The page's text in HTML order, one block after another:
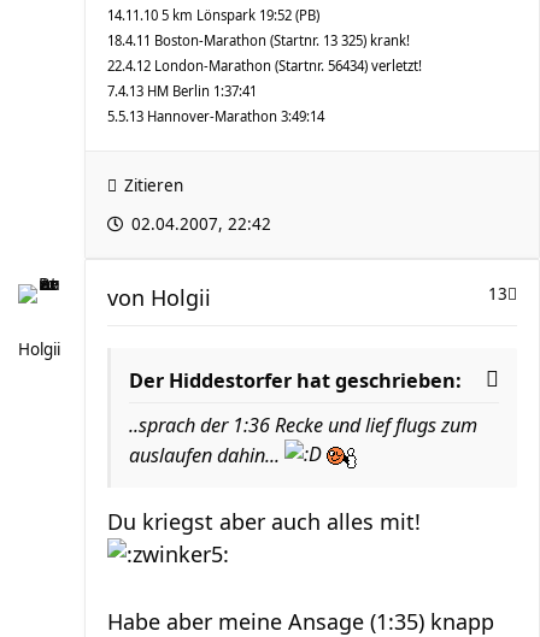
14.11.10 5 km Lönspark 19:52 (PB)
18.4.11 Boston-Marathon (Startnr. 13 325) krank!
22.4.12 London-Marathon (Startnr. 56434) verletzt!
7.4.13 HM Berlin 1:37:41
5.5.13 Hannover-Marathon 3:49:14
Zitieren
02.04.2007, 22:42
Holgii
13
von Holgii
Der Hiddestorfer hat geschrieben:
..sprach der 1:36 Recke und lief flugs zum
auslaufen dahin...
Du kriegst aber auch alles mit!
Habe aber meine Ansage (1:35) knapp